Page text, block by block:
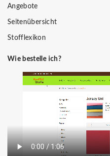
Angebote
Seitenübersicht
Stofflexikon
Wie bestelle ich?